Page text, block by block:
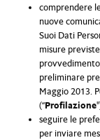
comprendere
nuove
Suoi Dati
misure
preliminare
Maggio 2013.
(“Profilazione
seguire le
per inviare